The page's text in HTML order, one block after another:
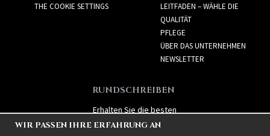
THE COOKIE SETTINGS
LEITFADEN – WÄHLE DIE
QUALITÄT
PFLEGE
ÜBER DAS UNTERNEHMEN
NEWSLETTER
RUNDSCHREIBEN
Erhalten Sie die besten
Angebote und spannende
WIR PASSEN IHRE ERFAHRUNG AN